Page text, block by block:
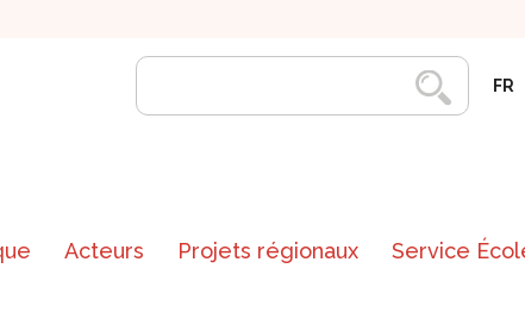
FR
Acteurs Projets régionaux Service